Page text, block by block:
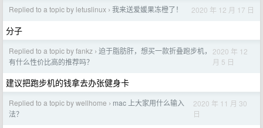
Replied to a topic by letuslinux › 我来送爱媛果冻橙了！ 2020 年 12 月 17 日
分子
Replied to a topic by fankz › 迫于脂肪肝，想买一款折叠跑步机，
有什么性价比高的推荐吗？
2020 年 12
月 5 日
建议把跑步机的钱拿去办张健身卡
Replied to a topic by wellhome › mac 上大家用什么输入
法？
2020 年 11 月 30
日